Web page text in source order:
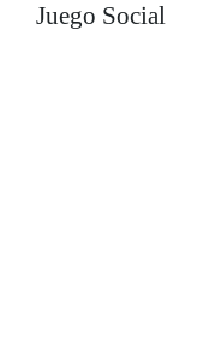
Juego Social